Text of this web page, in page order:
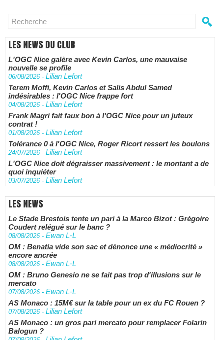
LES NEWS DU CLUB
L'OGC Nice galère avec Kevin Carlos, une mauvaise
nouvelle se profile
06/08/2026 - Lilian Lefort
Terem Moffi, Kevin Carlos et Salis Abdul Samed
indésirables : l'OGC Nice frappe fort
04/08/2026 - Lilian Lefort
Frank Magri fait faux bon à l'OGC Nice pour un juteux
contrat !
01/08/2026 - Lilian Lefort
Tolérance 0 à l'OGC Nice, Roger Ricort ressert les boulons
24/07/2026 - Lilian Lefort
L'OGC Nice doit dégraisser massivement : le montant a de
quoi inquiéter
03/07/2026 - Lilian Lefort
LES NEWS
Le Stade Brestois tente un pari à la Marco Bizot : Grégoire
Coudert relégué sur le banc ?
08/08/2026 - Ewan L-L
OM : Benatia vide son sac et dénonce une « médiocrité »
encore ancrée
08/08/2026 - Ewan L-L
OM : Bruno Genesio ne se fait pas trop d'illusions sur le
mercato
07/08/2026 - Ewan L-L
AS Monaco : 15M€ sur la table pour un ex du FC Rouen ?
07/08/2026 - Lilian Lefort
AS Monaco : un gros pari mercato pour remplacer Folarin
Balogun ?